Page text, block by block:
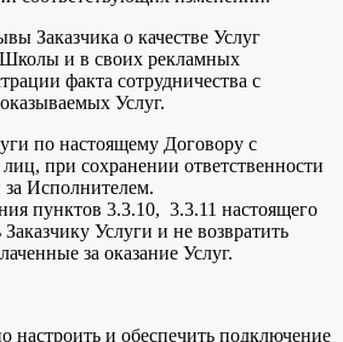
Заказчика о качестве Услуг
и в своих рекламных
факта сотрудничества с
Услуг.
по настоящему Договору с
при сохранении ответственности
за Исполнителем.
пунктов 3.3.10, 3.3.11 настоящего
Услуги и не возвратить
за оказание Услуг.
и обеспечить подключение